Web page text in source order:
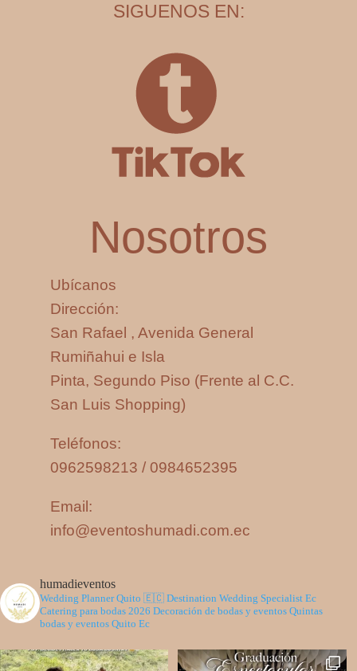
SIGUENOS EN:
Nosotros
Ubícanos
Dirección:
San Rafael , Avenida General
Rumiñahui e Isla
Pinta, Segundo Piso (Frente al C.C.
San Luis Shopping)
Teléfonos:
0962598213 / 0984652395
Email:
info@eventoshumadi.com.ec
humadieventos
Wedding Planner Quito 🇪🇨 Destination Wedding Specialist Ec
Catering para bodas 2026 Decoración de bodas y eventos Quintas
bodas y eventos Quito Ec